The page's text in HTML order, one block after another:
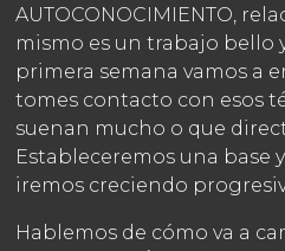
AUTOCONOCIMIENTO,
mismo es un trabajo bello
primera semana vamos a
tomes contacto con esos
suenan mucho o que
Estableceremos una base
iremos creciendo
Hablemos de cómo va a